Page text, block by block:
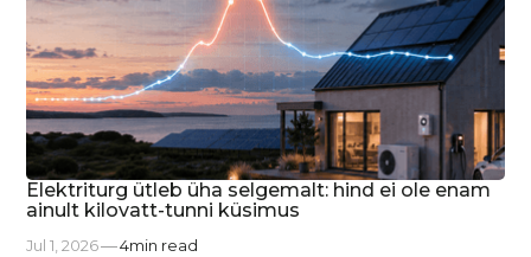
Elektriturg ütleb üha selgemalt: hind ei ole enam
ainult kilovatt-tunni küsimus
Jul 1, 2026 4min read